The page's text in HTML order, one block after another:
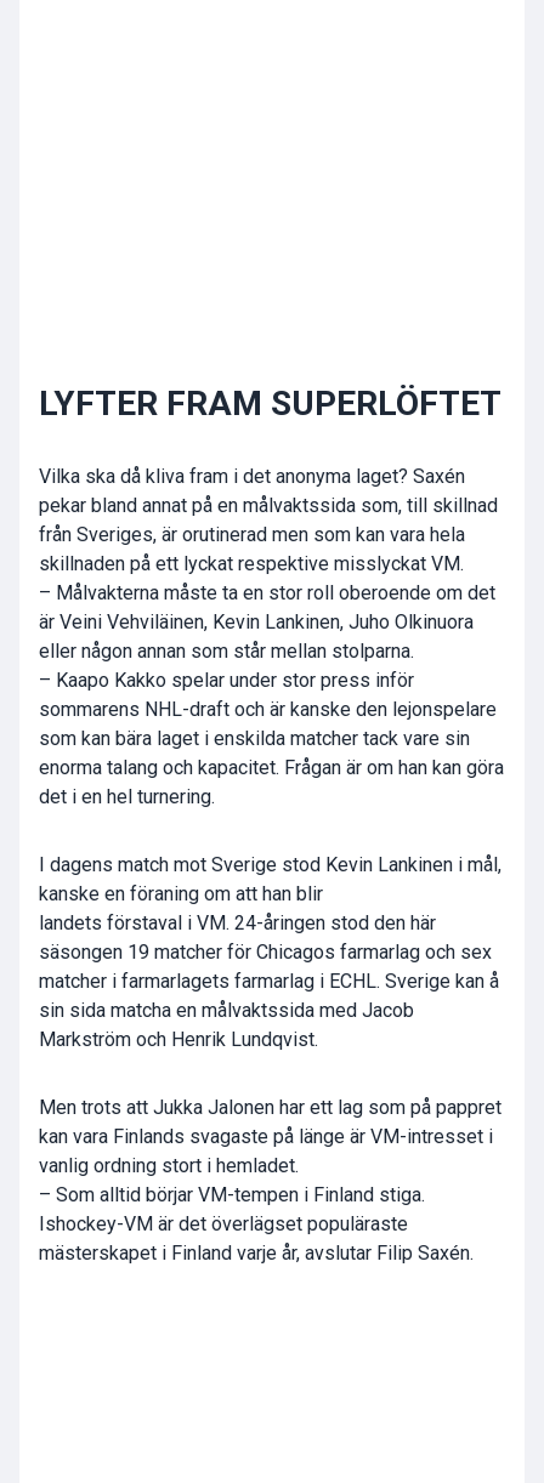
LYFTER FRAM SUPERLÖFTET
Vilka ska då kliva fram i det anonyma laget? Saxén
pekar bland annat på en målvaktssida som, till skillnad
från Sveriges, är orutinerad men som kan vara hela
skillnaden på ett lyckat respektive misslyckat VM.
– Målvakterna måste ta en stor roll oberoende om det
är Veini Vehviläinen, Kevin Lankinen, Juho Olkinuora
eller någon annan som står mellan stolparna.
– Kaapo Kakko spelar under stor press inför
sommarens NHL-draft och är kanske den lejonspelare
som kan bära laget i enskilda matcher tack vare sin
enorma talang och kapacitet. Frågan är om han kan göra
det i en hel turnering.
I dagens match mot Sverige stod Kevin Lankinen i mål,
kanske en föraning om att han blir
landets förstaval i VM. 24-åringen stod den här
säsongen 19 matcher för Chicagos farmarlag och sex
matcher i farmarlagets farmarlag i ECHL. Sverige kan å
sin sida matcha en målvaktssida med Jacob
Markström och Henrik Lundqvist.
Men trots att Jukka Jalonen har ett lag som på pappret
kan vara Finlands svagaste på länge är VM-intresset i
vanlig ordning stort i hemladet.
– Som alltid börjar VM-tempen i Finland stiga.
Ishockey-VM är det överlägset populäraste
mästerskapet i Finland varje år, avslutar Filip Saxén.